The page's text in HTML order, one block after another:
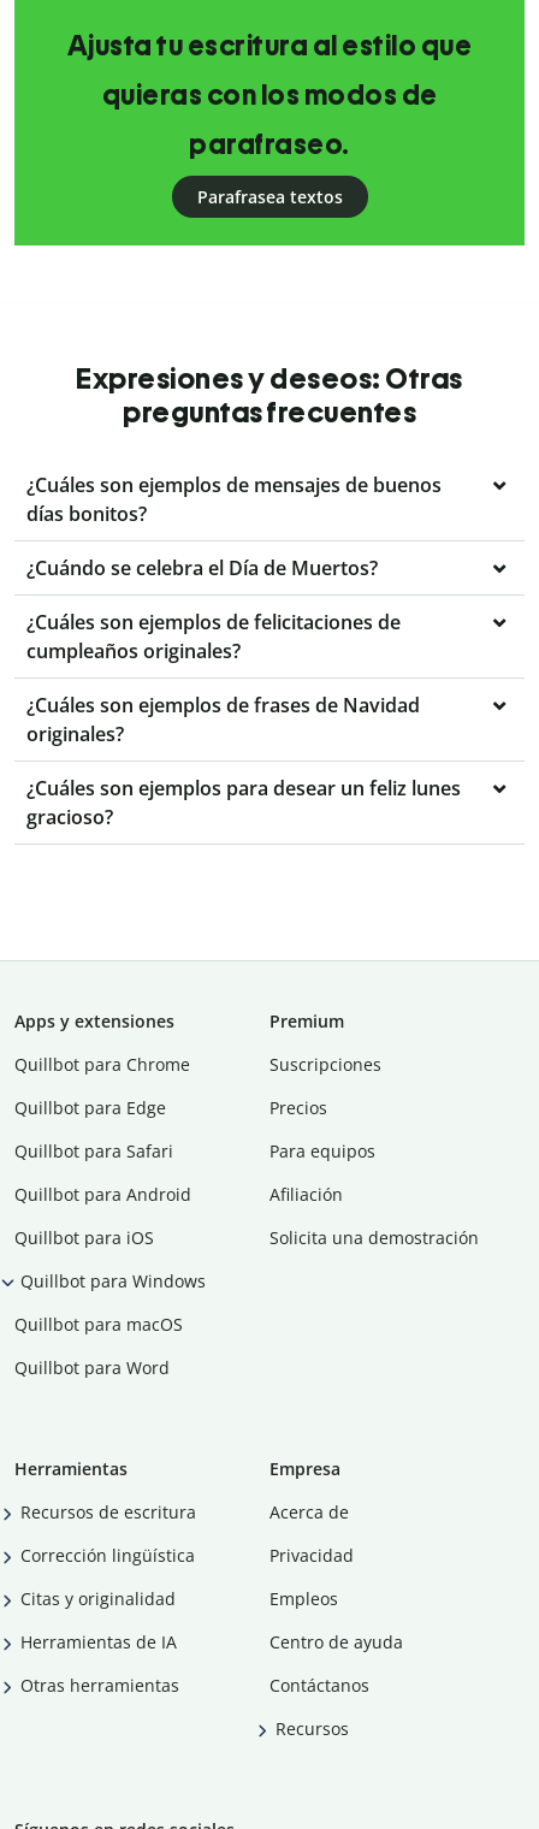
Ajusta tu escritura al estilo que
quieras con los modos de
parafraseo.
Parafrasea textos
Expresiones y deseos: Otras
preguntas frecuentes
¿Cuáles son ejemplos de mensajes de buenos
días bonitos?
¿Cuándo se celebra el Día de Muertos?
¿Cuáles son ejemplos de felicitaciones de
cumpleaños originales?
¿Cuáles son ejemplos de frases de Navidad
originales?
¿Cuáles son ejemplos para desear un feliz lunes
gracioso?
Apps y extensiones
Quillbot para Chrome
Quillbot para Edge
Quillbot para Safari
Quillbot para Android
Quillbot para iOS
Quillbot para Windows
Quillbot para macOS
Quillbot para Word
Premium
Suscripciones
Precios
Para equipos
Afiliación
Solicita una demostración
Herramientas
Recursos de escritura
Corrección lingüística
Citas y originalidad
Herramientas de IA
Otras herramientas
Empresa
Acerca de
Privacidad
Empleos
Centro de ayuda
Contáctanos
Recursos